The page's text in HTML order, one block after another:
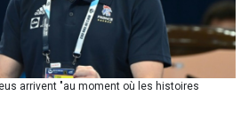
BYN 3.410707
BYR 22584.277216
BZD 2.316825
CAD 1.614833
CDF 2604.104891
arrivent "au moment où les histoires